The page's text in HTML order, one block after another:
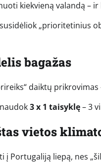
kiekvieną valandą –
susidėliok „prioritetinius
bagažas
daiktų
naudok3 x 1 taisyklę– 3
vietos
į Portugaliją liepą, nes